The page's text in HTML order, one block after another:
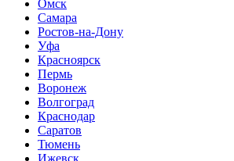
Омск
Самара
Ростов-на-Дону
Уфа
Красноярск
Пермь
Воронеж
Волгоград
Краснодар
Саратов
Тюмень
Ижевск